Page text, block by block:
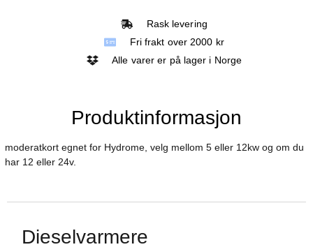
Rask levering
Fri frakt over 2000 kr
Alle varer er på lager i Norge
Produktinformasjon
moderatkort egnet for Hydrome, velg mellom 5 eller 12kw og om du
har 12 eller 24v.
Dieselvarmere